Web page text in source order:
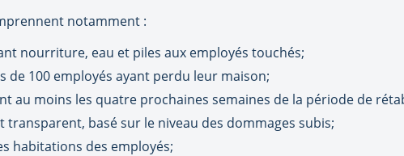
notamment :
nourriture, eau et piles aux employés touchés;
100 employés ayant perdu leur maison;
au moins les quatre prochaines semaines de la période de
basé sur le niveau des dommages subis;
habitations des employés;